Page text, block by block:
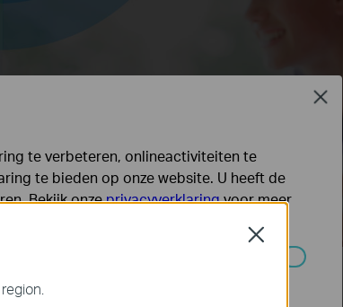
Close
te verbeteren, onlineactiviteiten te
te bieden op onze website. U heeft de
Bekijk onzeprivacyverklaringvoor meer
website en kunnen niet worden
Close